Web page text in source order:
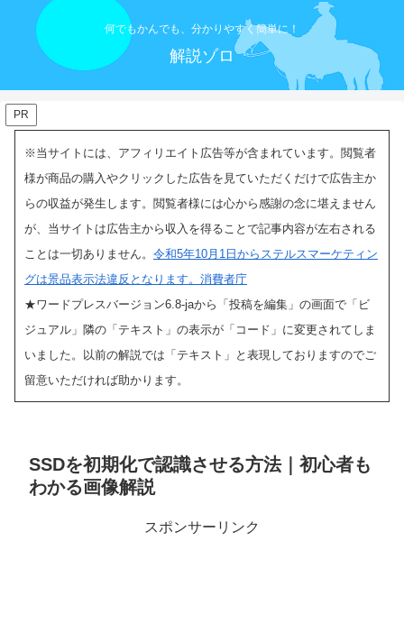
何でもかんでも、分かりやすく簡単に！
解説ゾロ
PR
※当サイトには、アフィリエイト広告等が含まれています。閲覧者
様が商品の購入やクリックした広告を見ていただくだけで広告主か
らの収益が発生します。閲覧者様には心から感謝の念に堪えません
が、当サイトは広告主から収入を得ることで記事内容が左右される
ことは一切ありません。 令和5年10月1日からステルスマーケティン
グは景品表示法違反となります。消費者庁
★ワードプレスバージョン6.8-jaから「投稿を編集」の画面で「ビ
ジュアル」隣の「テキスト」の表示が「コード」に変更されてしま
いました。以前の解説では「テキスト」と表現しておりますのでご
留意いただければ助かります。
SSDを初期化で認識させる方法｜初心者も
わかる画像解説
スポンサーリンク